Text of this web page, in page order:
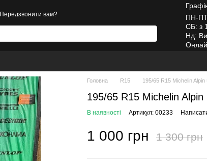
Передзвонити вам?
ПН-
СБ: з
Нд:
Головна R15 195/65 R15 Michelin
195/65 R15 Michelin
В наявності Артикул: 00233
1 000 грн 1 300 грн